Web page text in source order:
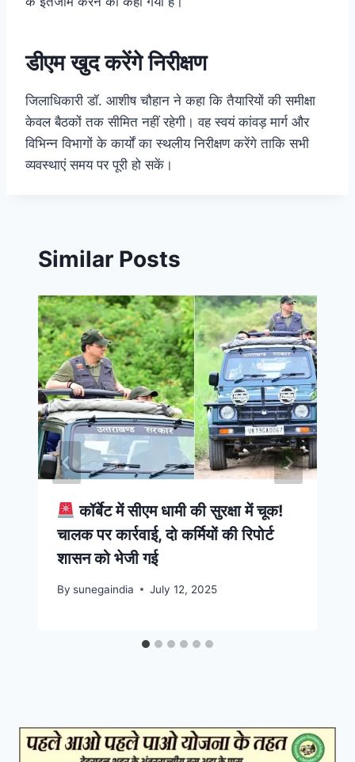
डीएम खुद करेंगे निरीक्षण
जिलाधिकारी डॉ. आशीष चौहान ने कहा कि तैयारियों की समीक्षा
केवल बैठकों तक सीमित नहीं रहेगी। वह स्वयं कांवड़ मार्ग और
विभिन्न विभागों के कार्यों का स्थलीय निरीक्षण करेंगे ताकि सभी
व्यवस्थाएं समय पर पूरी हो सकें।
Similar Posts
कॉर्बेट में सीएम धामी की सुरक्षा में चूक!
चालक पर कार्रवाई, दो कर्मियों की रिपोर्ट
शासन को भेजी गई
By sunegaindia July 12, 2025